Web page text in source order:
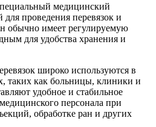
медицинский
проведения перевязок и
обычно имеет регулируемую
для удобства хранения и
широко используются в
таких как больницы, клиники и
удобное и стабильное
персонала при
обработке ран и других